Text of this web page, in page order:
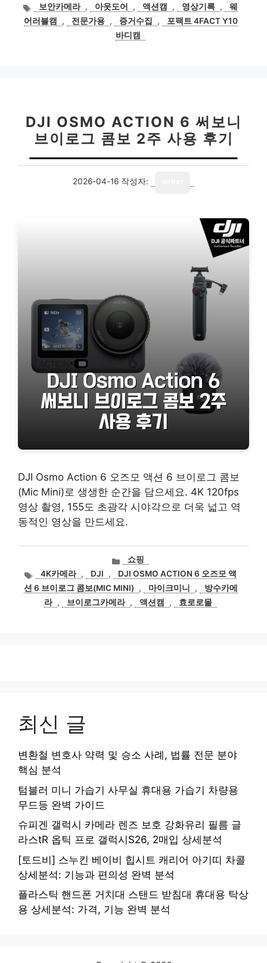
테
고
리
태
그
보안카메라 , 아웃도어 , 액션캠 , 영상기록 ,
웨
어러블캠
, 전문가용 , 증거수집 ,
포팩트 4FACT Y10
바디캠
DJI OSMO ACTION 6 써보니
브이로그 콤보 2주 사용 후기
2026-04-16 작성자:
DJI Osmo Action 6 오즈모 액션 6 브이로그 콤보
(Mic Mini)로 생생한 순간을 담으세요. 4K 120fps
영상 촬영, 155도 초광각 시야각으로 더욱 넓고 역
동적인 영상을 만드세요.
카
테
고
리
쇼핑
태
그
4K카메라 , DJI ,
DJI OSMO ACTION 6 오즈모 액
션 6 브이로그 콤보(MIC MINI)
, 마이크미니 ,
방수카메
라 , 브이로그카메라 , 액션캠 , 효로로몰
최신 글
변환철 변호사 약력 및 승소 사례, 법률 전문 분야
핵심 분석
텀블러 미니 가습기 사무실 휴대용 가습기 차량용
무드등 완벽 가이드
슈피겐 갤럭시 카메라 렌즈 보호 강화유리 필름 글
라스tR 옵틱 프로 갤럭시S26, 2매입 상세분석
[토드비] 스누킨 베이비 힙시트 캐리어 아기띠 차콜
상세분석: 기능과 편의성 완벽 분석
플라스틱 핸드폰 거치대 스탠드 받침대 휴대용 탁상
용 상세분석: 가격, 기능 완벽 분석